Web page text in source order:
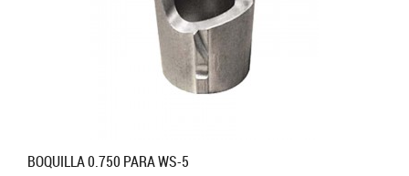
BOQUILLA 0.750 PARA WS-5